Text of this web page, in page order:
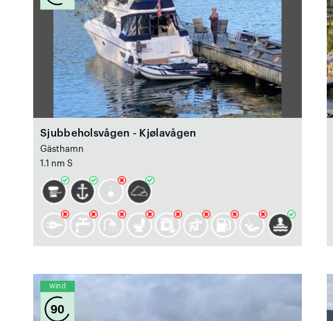
Sjubbeholsvågen - Kjølavågen
Gästhamn
1.1 nm S
Wind
90